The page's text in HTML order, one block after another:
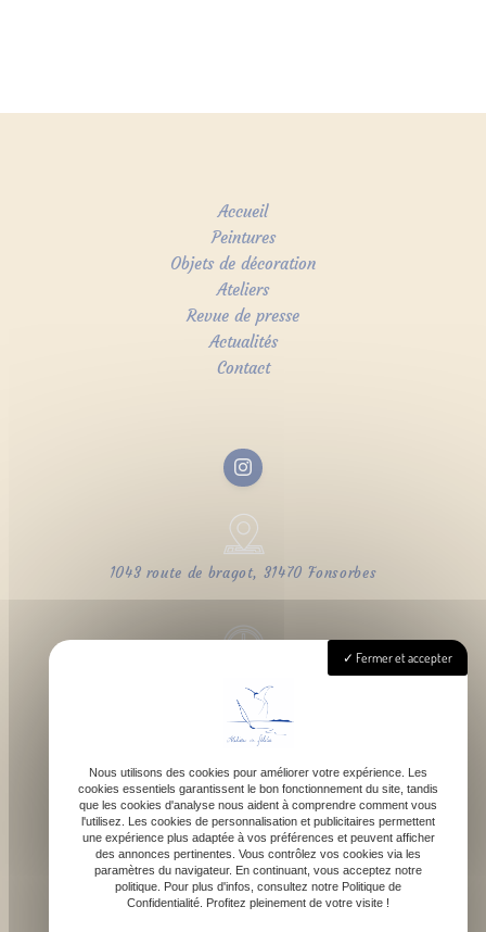
Accueil
Peintures
Objets de décoration
Ateliers
Revue de presse
Actualités
Contact
1043 route de bragot, 31470 Fonsorbes
Lundi - Samedi : 9h - 18h
contact@atelierdefelicie.fr
06 08 95 80 82
Fermer et accepter
Nous utilisons des cookies pour améliorer votre expérience. Les
cookies essentiels garantissent le bon fonctionnement du site, tandis
que les cookies d'analyse nous aident à comprendre comment vous
l'utilisez. Les cookies de personnalisation et publicitaires permettent
une expérience plus adaptée à vos préférences et peuvent afficher
des annonces pertinentes. Vous contrôlez vos cookies via les
paramètres du navigateur. En continuant, vous acceptez notre
politique. Pour plus d'infos, consultez notre Politique de
Confidentialité. Profitez pleinement de votre visite !